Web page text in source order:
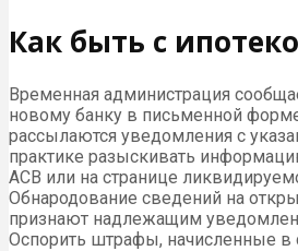
Как быть с
Временная администрация
новому банку в письменной
рассылаются уведомления с
практике разыскивать
АСВ или на странице
Обнародование сведений на
признают надлежащим
Оспорить штрафы, начисленные в